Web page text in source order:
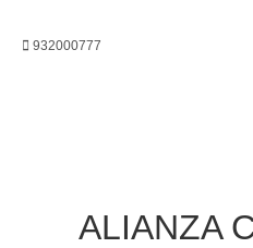
932000777
ALIANZA